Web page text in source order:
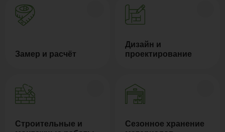
Замер и расчёт
Дизайн и
проектирование
Строительные и
Сезонное хранение